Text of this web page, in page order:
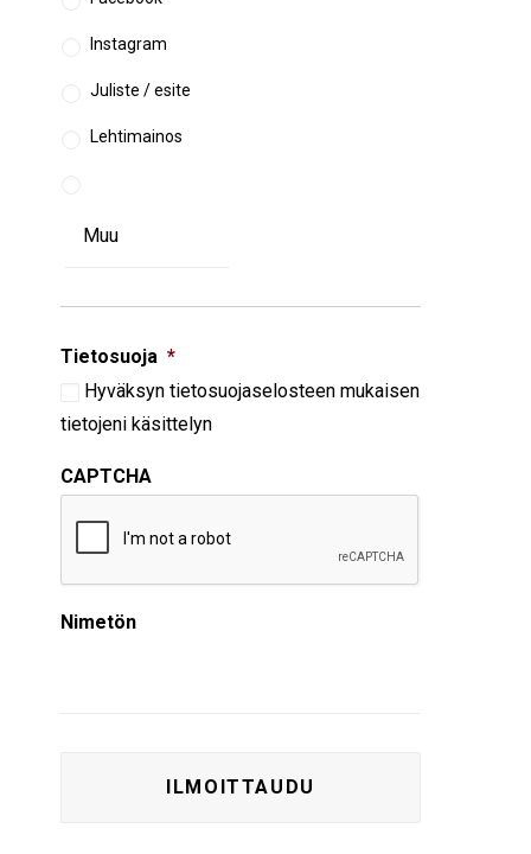
Instagram
Juliste / esite
Lehtimainos
Tietosuoja *
Hyväksyn tietosuojaselosteen mukaisen
tietojeni käsittelyn
CAPTCHA
Nimetön